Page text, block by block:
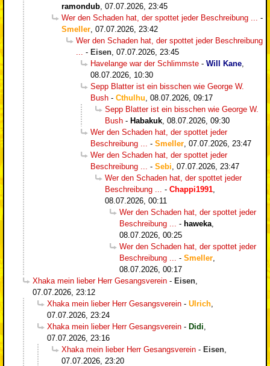
ramondub 07.07.2026, 23:45
Wer den Schaden hat, der spottet jeder Beschreibung ...
-
Smeller 07.07.2026, 23:42
Wer den Schaden hat, der spottet jeder Beschreibung
- Eisen 07.07.2026, 23:45
Havelange war der Schlimmste - Will Kane
08.07.2026, 10:30
Sepp Blatter ist ein bisschen wie George W.
Bush - Cthulhu 08.07.2026, 09:17
Sepp Blatter ist ein bisschen wie George W.
Bush - Habakuk 08.07.2026, 09:30
Wer den Schaden hat, der spottet jeder
Beschreibung ...
- Smeller 07.07.2026, 23:47
Wer den Schaden hat, der spottet jeder
Beschreibung ...
- Sebi 07.07.2026, 23:47
Wer den Schaden hat, der spottet jeder
Beschreibung ...
- Chappi1991
08.07.2026, 00:11
Wer den Schaden hat, der spottet jeder
Beschreibung ...
- haweka
08.07.2026, 00:25
Wer den Schaden hat, der spottet jeder
Beschreibung ...
- Smeller
08.07.2026, 00:17
Xhaka mein lieber Herr Gesangsverein - Eisen
07.07.2026, 23:12
Xhaka mein lieber Herr Gesangsverein - Ulrich
07.07.2026, 23:24
Xhaka mein lieber Herr Gesangsverein - Didi
07.07.2026, 23:16
Xhaka mein lieber Herr Gesangsverein - Eisen
07.07.2026, 23:20